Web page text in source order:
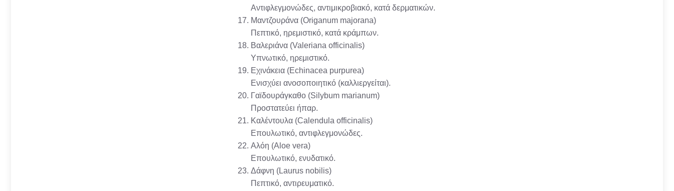
Αντιφλεγμονώδες, αντιμικροβιακό, κατά δερματικών.
Μαντζουράνα (Origanum majorana)
Πεπτικό, ηρεμιστικό, κατά κράμπων.
Βαλεριάνα (Valeriana officinalis)
Υπνωτικό, ηρεμιστικό.
Εχινάκεια (Echinacea purpurea)
Ενισχύει ανοσοποιητικό (καλλιεργείται).
Γαϊδουράγκαθο (Silybum marianum)
Προστατεύει ήπαρ.
Καλέντουλα (Calendula officinalis)
Επουλωτικό, αντιφλεγμονώδες.
Αλόη (Aloe vera)
Επουλωτικό, ενυδατικό.
Δάφνη (Laurus nobilis)
Πεπτικό, αντιρευματικό.